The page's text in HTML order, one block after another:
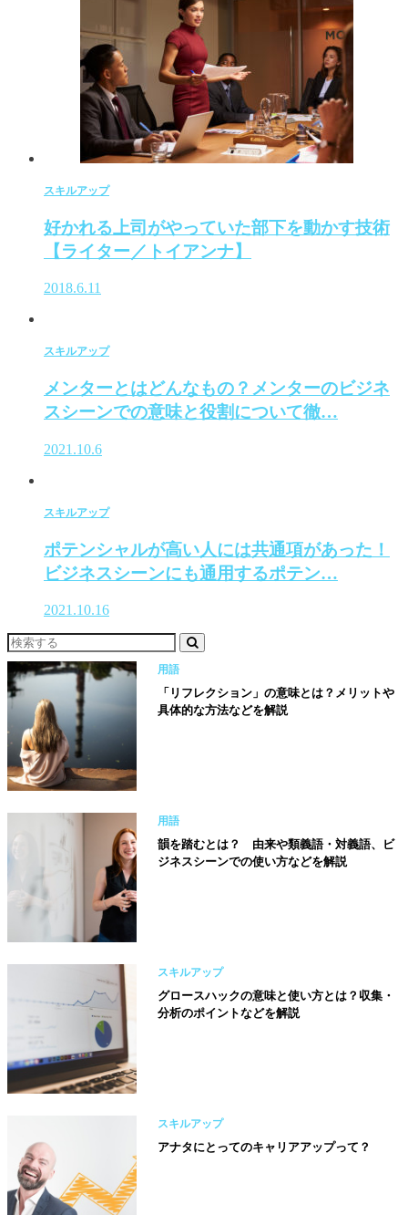
スキルアップ
好かれる上司がやっていた部下を動かす技術
【ライター／トイアンナ】
2018.6.11
スキルアップ
メンターとはどんなもの？メンターのビジネ
スシーンでの意味と役割について徹…
2021.10.6
スキルアップ
ポテンシャルが高い人には共通項があった！
ビジネスシーンにも通用するポテン…
2021.10.16
用語
「リフレクション」の意味とは？メリットや
具体的な方法などを解説
用語
韻を踏むとは？ 由来や類義語・対義語、ビ
ジネスシーンでの使い方などを解説
スキルアップ
グロースハックの意味と使い方とは？収集・
分析のポイントなどを解説
スキルアップ
アナタにとってのキャリアアップって？